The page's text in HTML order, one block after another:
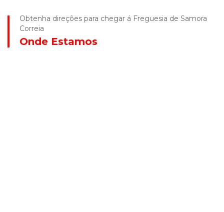
Obtenha direções para chegar á Freguesia de Samora
Correia
Onde Estamos